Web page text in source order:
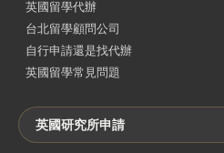
英國留學代辦
台北留學顧問公司
自行申請還是找代辦
英國留學常見問題
英國研究所申請